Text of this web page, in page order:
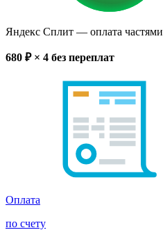
Яндекс Сплит — оплата частями
680 ₽ × 4 без переплат
Оплата
по счету